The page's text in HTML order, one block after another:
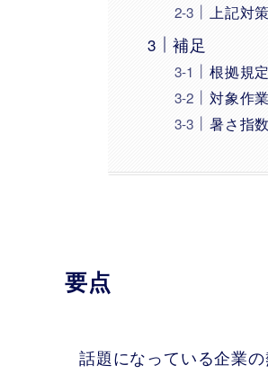
上記対
補足
根拠規
対象作
暑さ指
要点
話題になっている企業